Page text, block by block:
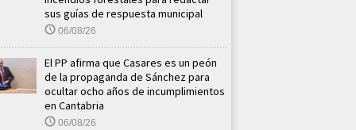
sus guías de respuesta municipal
06/08/26
El PP afirma que Casares es un peón
de la propaganda de Sánchez para
ocultar ocho años de incumplimientos
en Cantabria
06/08/26